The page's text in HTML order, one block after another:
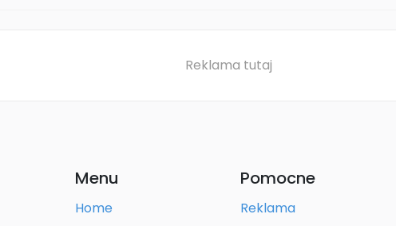
Reklama tutaj
Menu
Home
Pomocne
Reklama